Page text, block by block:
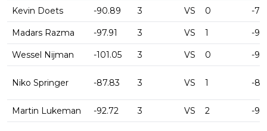
Kevin Doets -90.89 3 VS 0 -
Madars Razma -97.91 3 VS 1 -
Wessel Nijman -101.05 3 VS 0 -
Niko Springer -87.83 3 VS 1 -
Martin Lukeman -92.72 3 VS 2 -